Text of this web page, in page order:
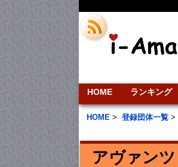
HOME ランキング
HOME > 登録団体一覧 >
アヴァン